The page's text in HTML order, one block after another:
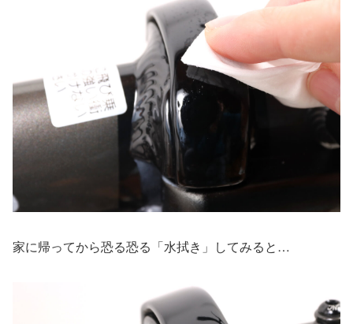
家に帰ってから恐る恐る「水拭き」してみると…